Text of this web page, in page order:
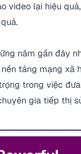
video lại hiệu
năm gần đây
tảng mạng xã
trong việc
gia tiếp thị